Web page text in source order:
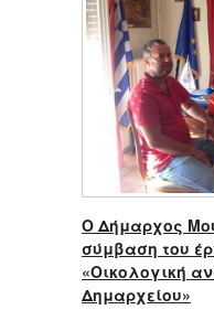
Ο Δήμαρχος
σύμβαση του
«Οικολογική
Δημαρχείου»